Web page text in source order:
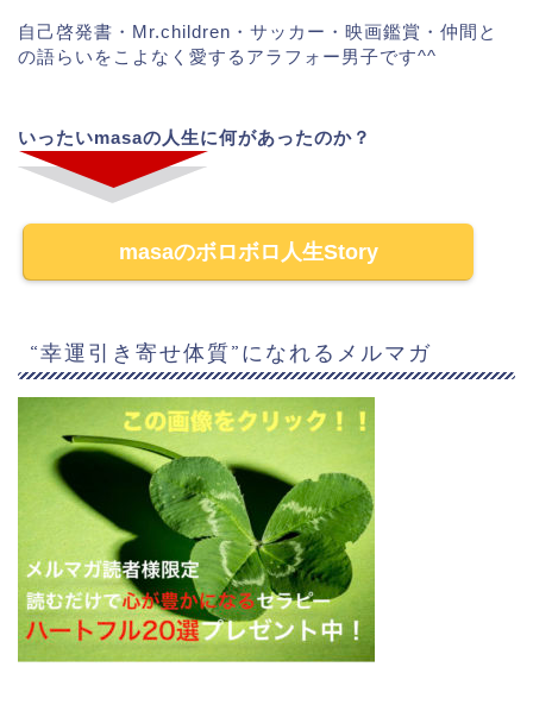
自己啓発書・Mr.children・サッカー・映画鑑賞・仲間と
の語らいをこよなく愛するアラフォー男子です^^
いったいmasaの人生に何があったのか？
masaのボロボロ人生Story
“幸運引き寄せ体質”になれるメルマガ